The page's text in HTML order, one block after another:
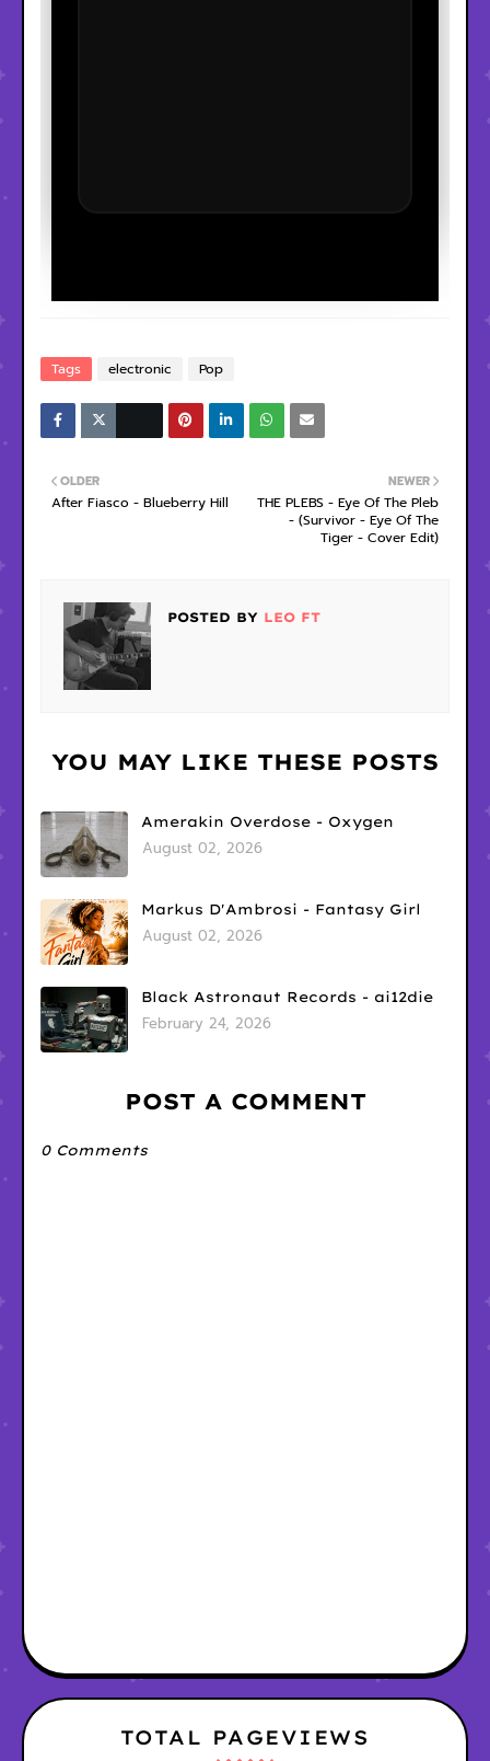
Tags electronic Pop
NEWER
THE PLEBS - Eye Of The Pleb
- (Survivor - Eye Of The
Tiger - Cover Edit)
OLDER
After Fiasco - Blueberry Hill
POSTED BY LEO FT
YOU MAY LIKE THESE POSTS
Amerakin Overdose - Oxygen
August 02, 2026
Markus D'Ambrosi - Fantasy Girl
August 02, 2026
Black Astronaut Records - ai12die
February 24, 2026
POST A COMMENT
0 Comments
TOTAL PAGEVIEWS